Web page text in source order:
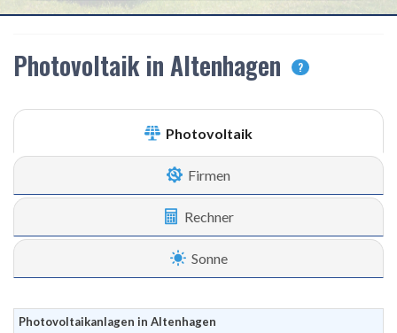
Photovoltaik in Altenhagen ?
Photovoltaik
Firmen
Rechner
Sonne
Photovoltaikanlagen in Altenhagen